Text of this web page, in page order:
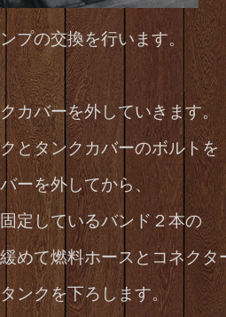
プの交換を行います。
カバーを外していきます。
とタンクカバーのボルトを
ーを外してから、
定しているバンド２本の
めて燃料ホースとコネクタ
ンクを下ろします。